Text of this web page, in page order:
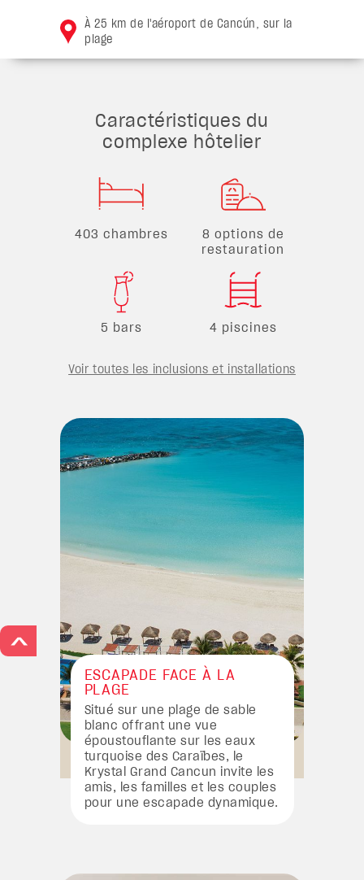
À 25 km de l'aéroport de Cancún, sur la
plage
Caractéristiques du
complexe hôtelier
403 chambres
8 options de
restauration
5 bars 4 piscines
Voir toutes les inclusions et installations
ESCAPADE FACE À LA
PLAGE
Situé sur une plage de sable
blanc offrant une vue
époustouflante sur les eaux
turquoise des Caraïbes, le
Krystal Grand Cancun invite les
amis, les familles et les couples
pour une escapade dynamique.